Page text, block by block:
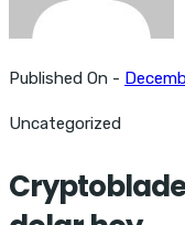
Published On -
Uncategorized